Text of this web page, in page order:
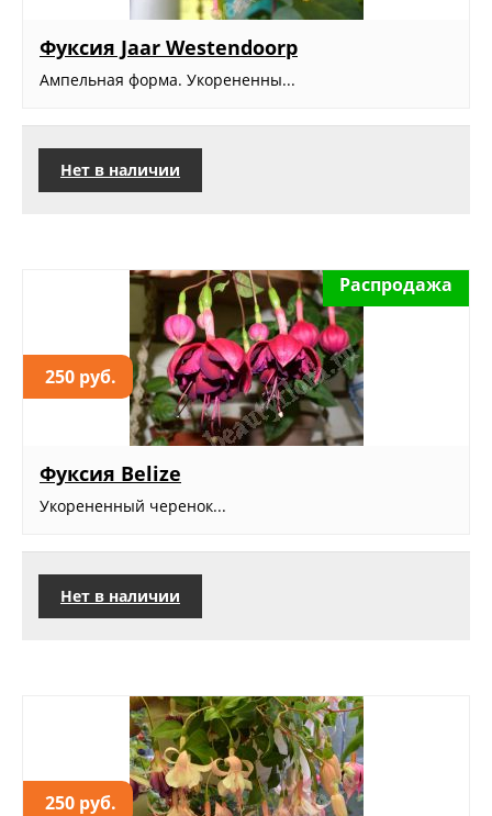
Фуксия Jaar Westendoorp
Ампельная форма. Укорененны...
Нет в наличии
250 руб.
Распродажа
Фуксия Belize
Укорененный черенок...
Нет в наличии
250 руб.